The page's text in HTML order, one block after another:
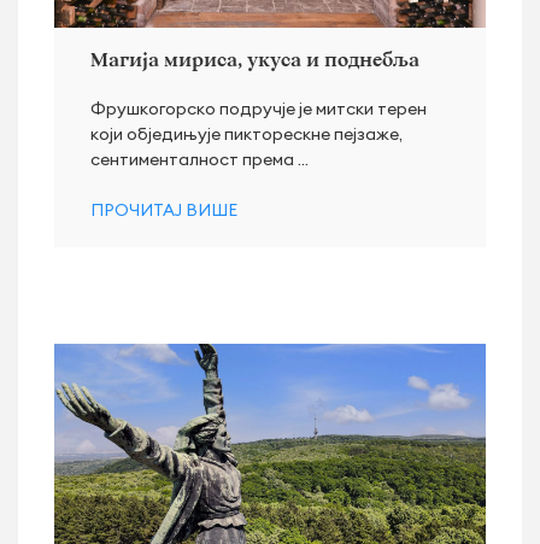
Магија мириса, укуса и поднебља
Фрушкогорско подручје је митски терен
који обједињује пикторескне пејзаже,
сентименталност према ...
ПРОЧИТАЈ ВИШЕ